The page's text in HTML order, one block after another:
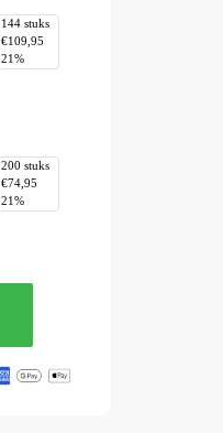
144 stuks
€109,95
21%
200 stuks
€74,95
21%